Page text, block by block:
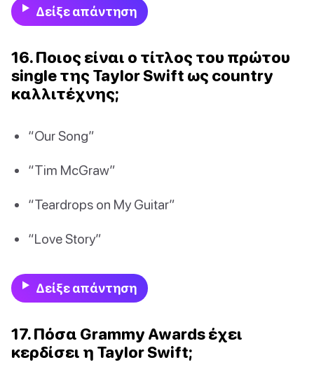
Δείξε απάντηση
16. Ποιος είναι ο τίτλος του πρώτου
single της Taylor Swift ως country
καλλιτέχνης;
“Our Song”
“Tim McGraw”
“Teardrops on My Guitar”
“Love Story”
Δείξε απάντηση
17. Πόσα Grammy Awards έχει
κερδίσει η Taylor Swift;